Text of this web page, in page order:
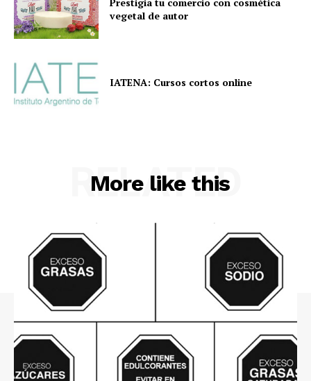
vegetal de autor
IATENA: Cursos cortos online
More like this
RELATED